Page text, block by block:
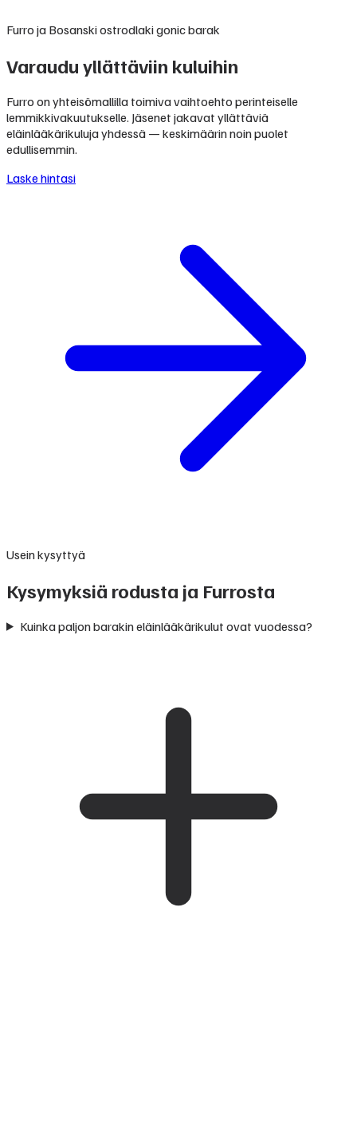
Furro ja Bosanski ostrodlaki gonic barak
Varaudu yllättäviin kuluihin
Furro on yhteisömallilla toimiva vaihtoehto perinteiselle
lemmikkivakuutukselle. Jäsenet jakavat yllättäviä
eläinlääkärikuluja yhdessä — keskimäärin noin puolet
edullisemmin.
Laske hintasi
Usein kysyttyä
Kysymyksiä rodusta ja Furrosta
Kuinka paljon barakin eläinlääkärikulut ovat vuodessa?